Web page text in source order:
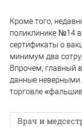
Кроме того,
поликлинике №14
сертификаты о
минимум два
Впрочем, главный
данные
торговле
Врач и